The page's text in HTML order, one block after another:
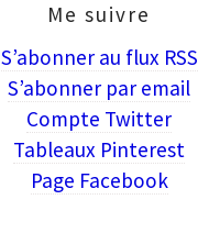
Me suivre
S’abonner au flux RSS
S’abonner par email
Compte Twitter
Tableaux Pinterest
Page Facebook